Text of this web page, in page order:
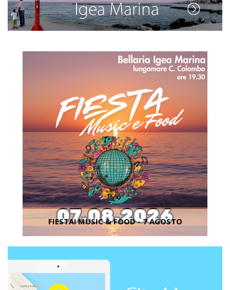
FIESTA! MUSIC & FOOD - 7 AGOSTO